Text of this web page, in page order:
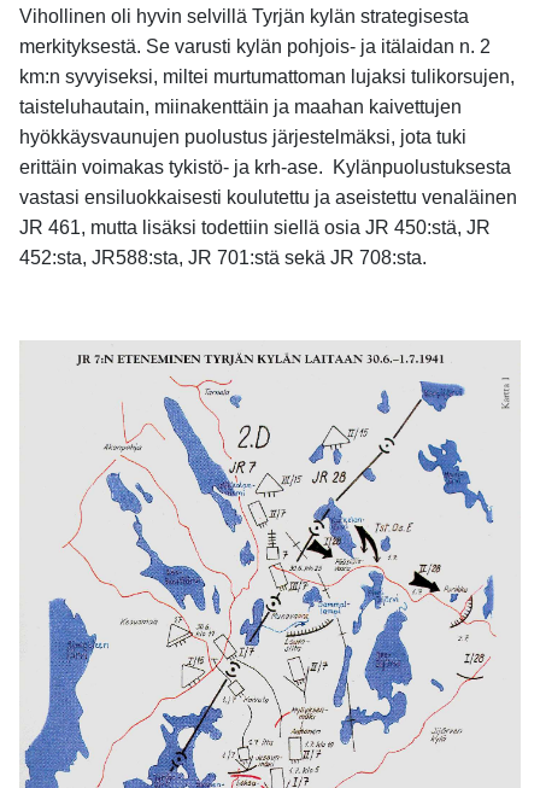
Vihollinen oli hyvin selvillä Tyrjän kylän strategisesta
merkityksestä. Se varusti kylän pohjois- ja itälaidan n. 2
km:n syvyiseksi, miltei murtumattoman lujaksi tulikorsujen,
taisteluhautain, miinakenttäin ja maahan kaivettujen
hyökkäysvaunujen puolustus järjestelmäksi, jota tuki
erittäin voimakas tykistö- ja krh-ase. Kylänpuolustuksesta
vastasi ensiluokkaisesti koulutettu ja aseistettu venaläinen
JR 461, mutta lisäksi todettiin siellä osia JR 450:stä, JR
452:sta, JR588:sta, JR 701:stä sekä JR 708:sta.